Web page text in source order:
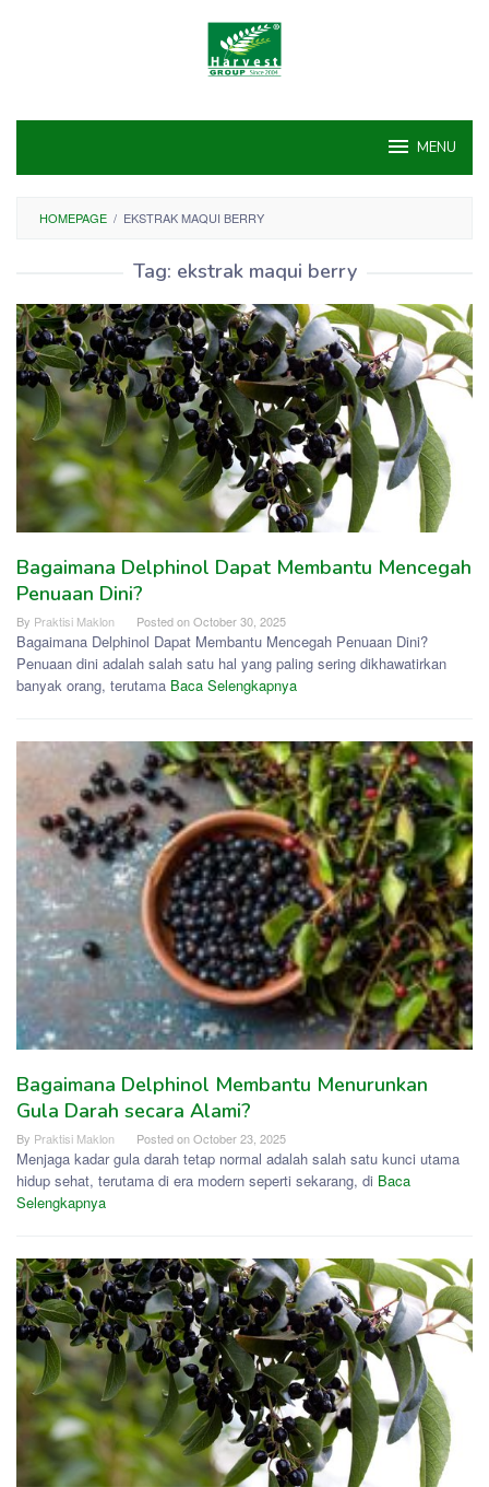
MENU
HOMEPAGE / EKSTRAK MAQUI BERRY
Tag: ekstrak maqui berry
Bagaimana Delphinol Dapat Membantu Mencegah
Penuaan Dini?
By Praktisi Maklon Posted onOctober 30, 2025
Bagaimana Delphinol Dapat Membantu Mencegah Penuaan Dini?
Penuaan dini adalah salah satu hal yang paling sering dikhawatirkan
banyak orang, terutama Baca Selengkapnya
Bagaimana Delphinol Membantu Menurunkan
Gula Darah secara Alami?
By Praktisi Maklon Posted onOctober 23, 2025
Menjaga kadar gula darah tetap normal adalah salah satu kunci utama
hidup sehat, terutama di era modern seperti sekarang, di Baca
Selengkapnya